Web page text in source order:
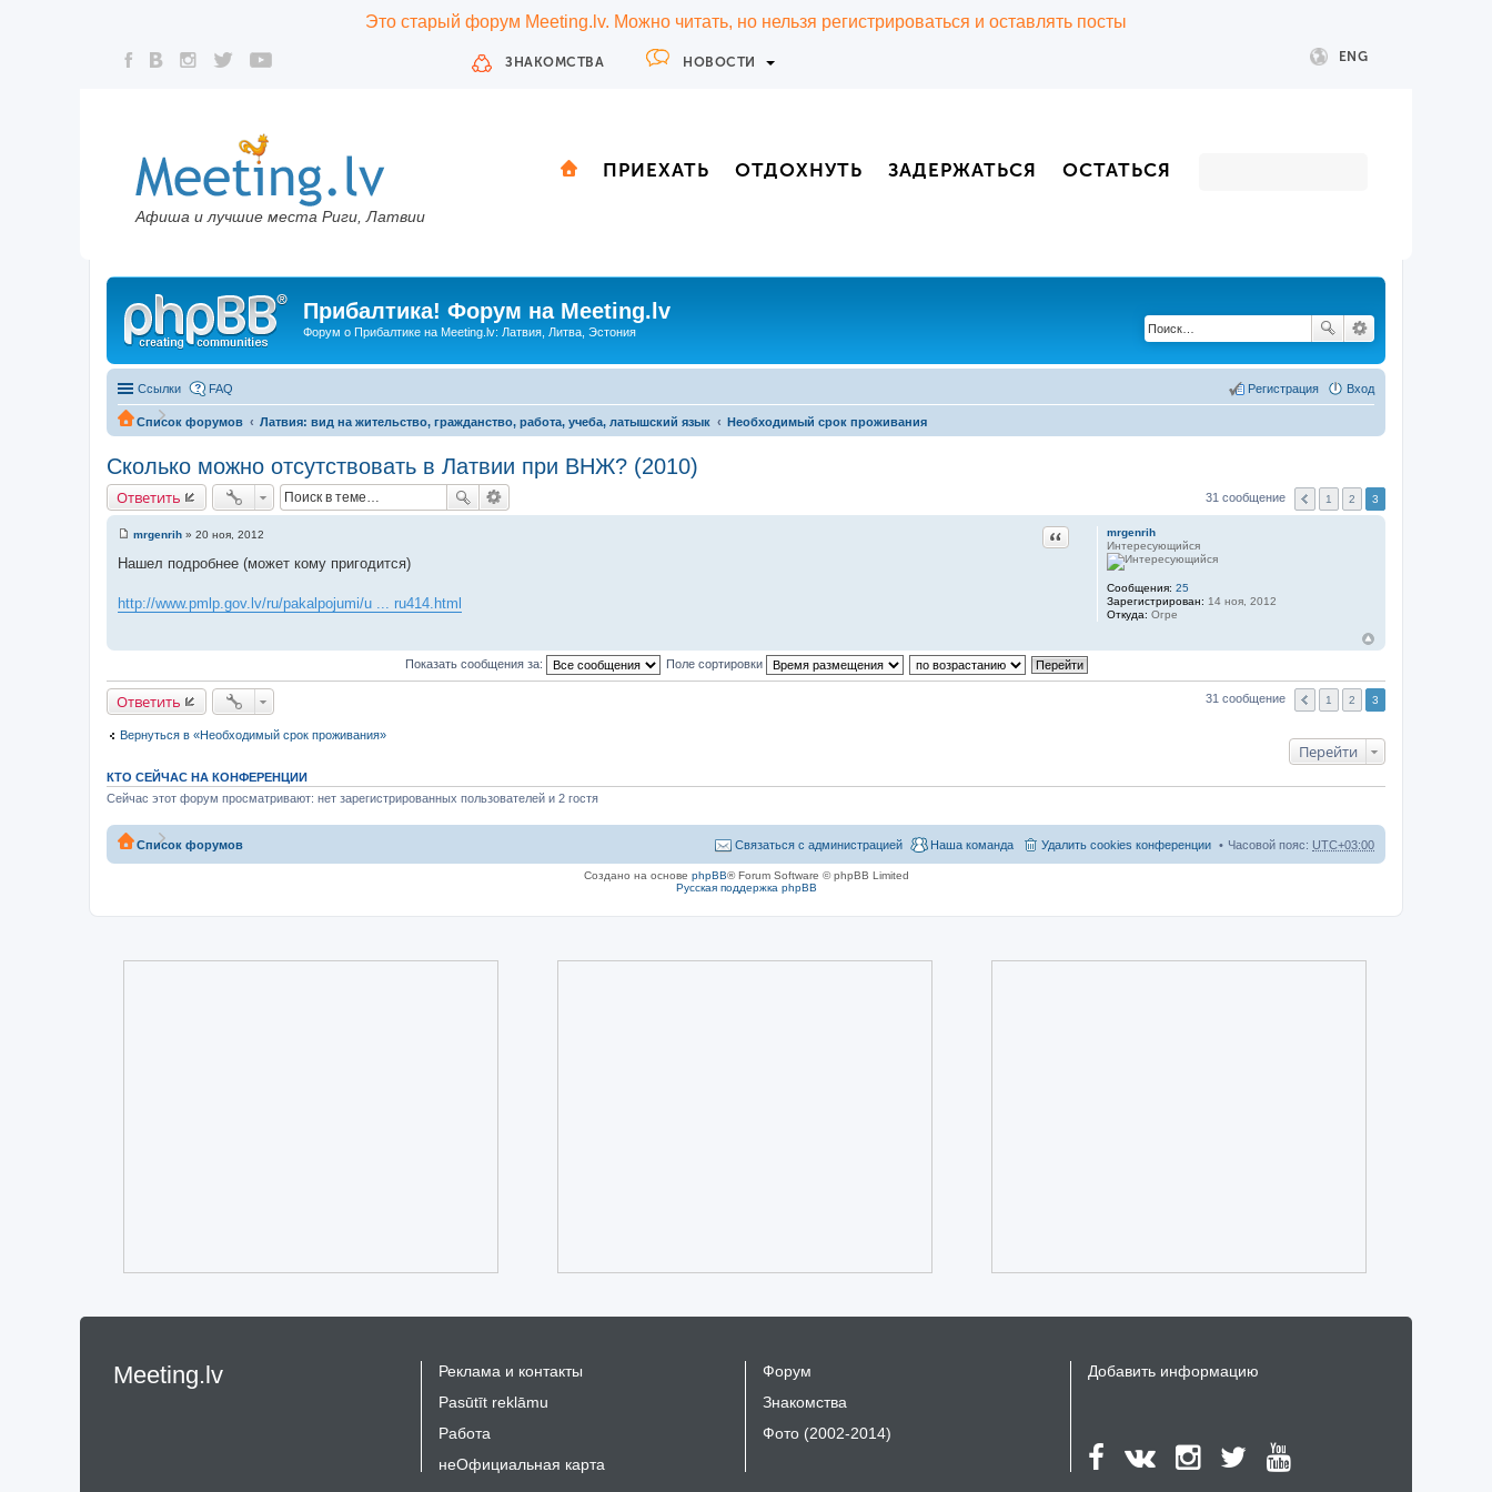
Это старый форум Meeting.lv. Можно читать, но нельзя регистрироваться и оставлять посты
ЗНАКОМСТВА НОВОСТИ ENG
Афиша и лучшие места Риги, Латвии
ПРИЕХАТЬ ОТДОХНУТЬ ЗАДЕРЖАТЬСЯ ОСТАТЬСЯ
Прибалтика! Форум на Meeting.lv
Форум о Прибалтике на Meeting.lv: Латвия, Литва, Эстония
Ссылки FAQ Вход
Регистрация
Список форумов Латвия: вид на жительство, гражданство, работа, учеба, латышский язык Необходимый срок проживания
Сколько можно отсутствовать в Латвии при ВНЖ? (2010)
Ответить 31 сообщение 1 2 3
mrgenrih
Интересующийся
Сообщения: 25
Зарегистрирован: 14 ноя, 2012
Откуда: Огре
Цитата
о
щ
е
е
mrgenrih » 20 ноя, 2012
Нашел подробнее (может кому пригодится)
http://www.pmlp.gov.lv/ru/pakalpojumi/u ... ru414.html
Показать сообщения за: Поле сортировки
Ответить 31 сообщение 1 2 3
Вернуться в «Необходимый срок проживания»
Перейти
КТО СЕЙЧАС НА КОНФЕРЕНЦИИ
Сейчас этот форум просматривают: нет зарегистрированных пользователей и 2 гостя
Список форумов Часовой пояс: UTC+03:00
Удалить cookies конференции
Наша команда
Связаться с администрацией
Создано на основе phpBB® Forum Software © phpBB Limited
Русская поддержка phpBB
Meeting.lv
Реклама и контакты
Pasūtīt reklāmu
Работа
неОфициальная карта
Форум
Знакомства
Фото (2002-2014)
Добавить информацию